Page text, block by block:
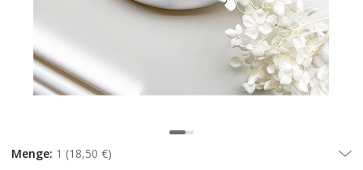
Menge: 1 (18,50 €)